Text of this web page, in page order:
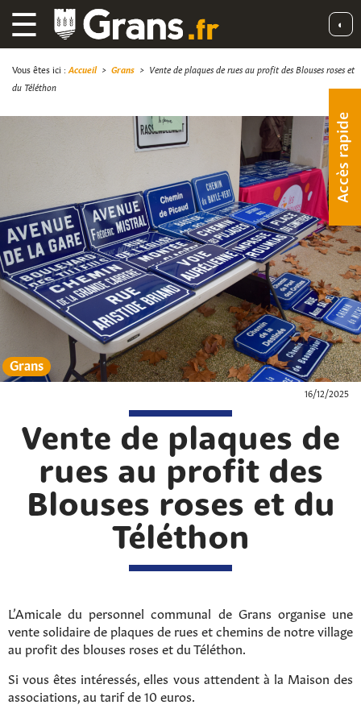
☰ ◐
Accès rapide
Vous êtes ici : Accueil> Grans > Vente de plaques de rues au profit des Blouses roses et
du Téléthon
Grans
16/12/2025
Vente de plaques de
rues au profit des
Blouses roses et du
Téléthon
L’Amicale du personnel communal de Grans organise une
vente solidaire de plaques de rues et chemins de notre village
au profit des blouses roses et du Téléthon.
Si vous êtes intéressés, elles vous attendent à la Maison des
associations, au tarif de 10 euros.